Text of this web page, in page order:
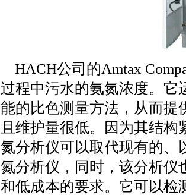
HACH公司的Amtax
过程中污水的氨氮浓度。它
能的比色测量方法，从而提
且维护量很低。因为其结构
氮分析仪可以取代现有的、
氮分析仪，
同时，该分析仪
和低成本的要求。它可以检